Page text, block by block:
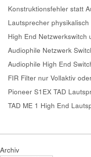
Konstruktionsfehler statt
Lautsprecher
High End
Audiophile Netzwerk
Audiophile High End
FIR Filter nur Vollaktiv
Pioneer S1EX TAD
TAD ME 1 High End
Archiv